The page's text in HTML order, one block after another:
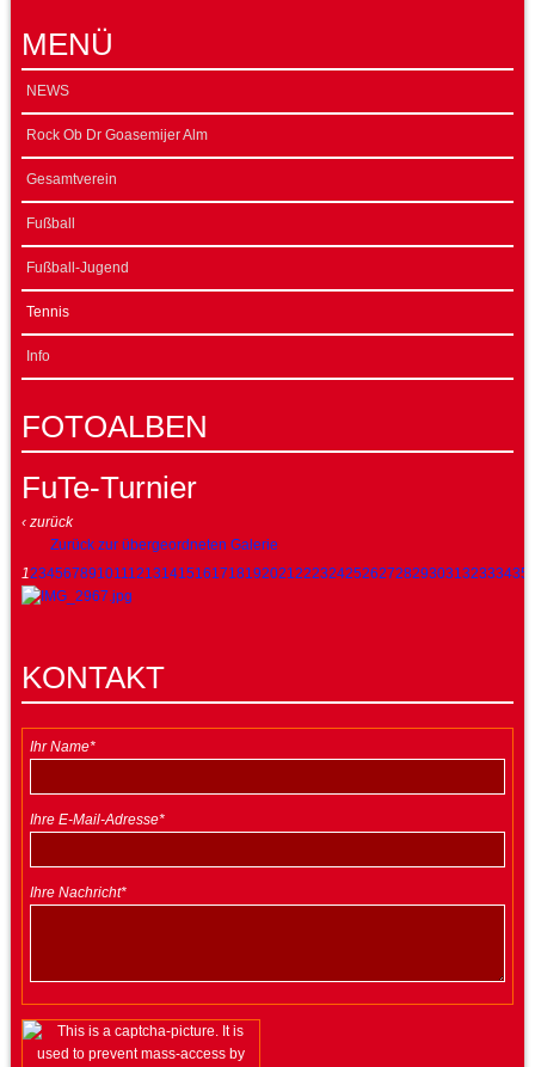
MENÜ
NEWS
Rock Ob Dr Goasemijer Alm
Gesamtverein
Fußball
Fußball-Jugend
Tennis
Info
FOTOALBEN
FuTe-Turnier
‹ zurück
Zurück zur übergeordneten Galerie
1234567891011121314151617181920212223242526272829303132333435
KONTAKT
Ihr Name*
Ihre E-Mail-Adresse*
Ihre Nachricht*